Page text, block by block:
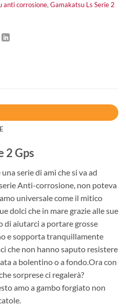
anti corrosione, Gamakatsu Ls Serie 2
2 Gps
serie di ami che si va ad
Anti-corrosione, non poteva
universale come il mitico
dolci che in mare grazie alle sue
di aiutarci a portare grosse
e sopporta tranquillamente
che non hanno saputo resistere
a bolentino o a fondo.Ora con
sorprese ci regalerà?
amo a gambo forgiato non